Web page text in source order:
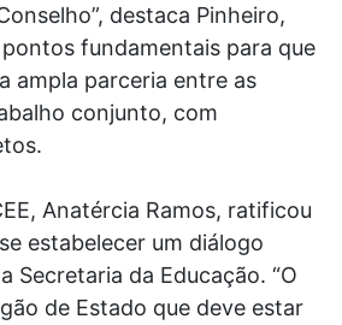
destaca Pinheiro,
fundamentais para que
ampla parceria entre as
conjunto, com
Anatércia Ramos, ratificou
estabelecer um diálogo
Secretaria da Educação. “O
de Estado que deve estar